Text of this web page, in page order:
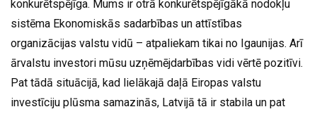
konkurētspējīga. Mums ir otrā konkurētspējīgākā nodokļu
sistēma Ekonomiskās sadarbības un attīstības
organizācijas valstu vidū – atpaliekam tikai no Igaunijas. Arī
ārvalstu investori mūsu uzņēmējdarbības vidi vērtē pozitīvi.
Pat tādā situācijā, kad lielākajā daļā Eiropas valstu
investīciju plūsma samazinās, Latvijā tā ir stabila un pat